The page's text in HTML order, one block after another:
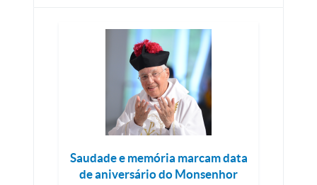
Saudade e memória marcam data
de aniversário do Monsenhor